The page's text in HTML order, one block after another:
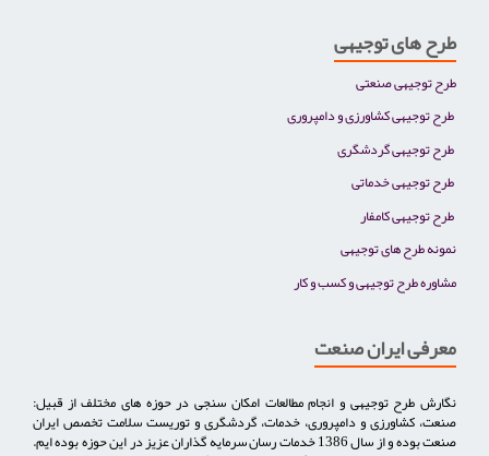
طرح های توجیهی
طرح توجیهی صنعتی
طرح توجیهی کشاورزی و دامپروری
طرح توجیهی گردشگری
طرح توجیهی خدماتی
طرح توجیهی کامفار
نمونه طرح های توجیهی
مشاوره طرح توجیهی و کسب و کار
معرفی ایران صنعت
نگارش طرح توجیهی و انجام مطالعات امکان سنجی در حوزه های مختلف از قبیل:
صنعت، کشاورزی و دامپروری، خدمات، گردشگری و توریست سلامت تخصص ایران
صنعت بوده و از سال 1386 خدمات رسان سرمایه گذاران عزیز در این حوزه بوده ایم.